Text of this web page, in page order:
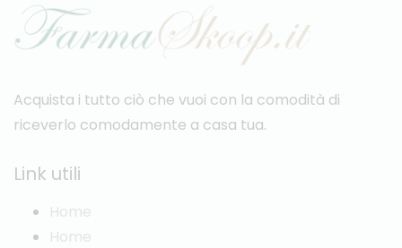
Acquista i tutto ciò che vuoi con la comodità di
riceverlo comodamente a casa tua.
Link utili
Home
Home